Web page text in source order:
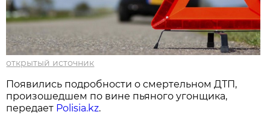
открытый источник
Появились подробности о смертельном ДТП,
произошедшем по вине пьяного угонщика,
передает Polisia.kz.